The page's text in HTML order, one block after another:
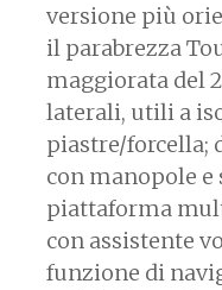
versione più
il parabrezza
maggiorata del
laterali, utili a
piastre/forcella;
con manopole
piattaforma
con assistente
funzione di